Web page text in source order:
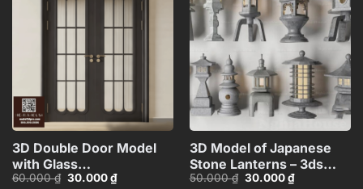
Add to
wishlist
3D Double Door Model
with Glass
Panels_HDH480371713057
60.000₫ Giá
30.000₫Giá
Add to
wishlist
3D Model of Japanese
Stone Lanterns – 3ds
Max_HCI4803718257312
50.000₫ Giá
30.000₫Giá